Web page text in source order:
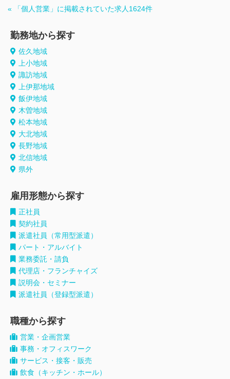
« 「個人営業」に掲載されていた求人1624件
勤務地から探す
佐久地域
上小地域
諏訪地域
上伊那地域
飯伊地域
木曽地域
松本地域
大北地域
長野地域
北信地域
県外
雇用形態から探す
正社員
契約社員
派遣社員（常用型派遣）
パート・アルバイト
業務委託・請負
代理店・フランチャイズ
説明会・セミナー
派遣社員（登録型派遣）
職種から探す
営業・企画営業
事務・オフィスワーク
サービス・接客・販売
飲食（キッチン・ホール）